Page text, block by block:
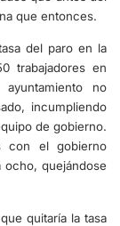
que entonces.
del paro en la
trabajadores en
no
incumpliendo
de gobierno.
con el gobierno
ocho, quejándose
quitaría la tasa